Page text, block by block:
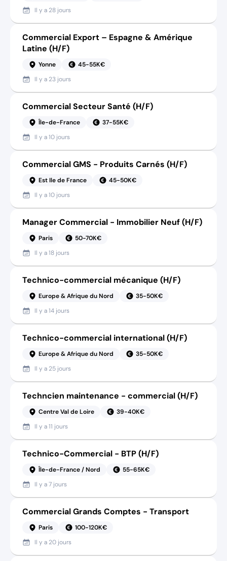
Il y a 28 jours
Commercial Export – Espagne & Amérique
Latine (H/F)
Yonne
45-55K€
Il y a 23 jours
Commercial Secteur Santé (H/F)
Île-de-France
37-55K€
Il y a10 jours
Commercial GMS - Produits Carnés (H/F)
Est Ile de France
45-50K€
Il y a10 jours
Manager Commercial - Immobilier Neuf (H/F)
Paris
50-70K€
Il y a18 jours
Technico-commercial mécanique (H/F)
Europe & Afrique du Nord
35-50K€
Il y a14 jours
Technico-commercial international (H/F)
Europe & Afrique du Nord
35-50K€
Il y a 25 jours
Techncien maintenance - commercial (H/F)
Centre Val de Loire
39-40K€
Il y a11 jours
Technico-Commercial - BTP (H/F)
Île-de-France / Nord
55-65K€
Il y a7 jours
Commercial Grands Comptes - Transport
Paris
100-120K€
Il y a 20 jours